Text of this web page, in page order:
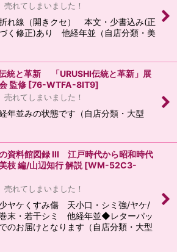
れてしまいました！
れ線（開きクセ） 本文・少書込み(正
く修正)あり 他経年並（自店分類・美
統と革新 「URUSHI伝統と革新」展
監修 [76-WTFA-8IT9]
れてしまいました！
年並みの状態です（自店分類・大型
資料館図録 III 江戸時代から昭和時代
枝 編/山辺知行 解説 [WM-52C3-
れてしまいました！
ヤケくすみ傷 天小口・シミ強/ヤケ/
末・若干シミ 他経年並◆レターパッ
のお届けとなります（自店分類・大型